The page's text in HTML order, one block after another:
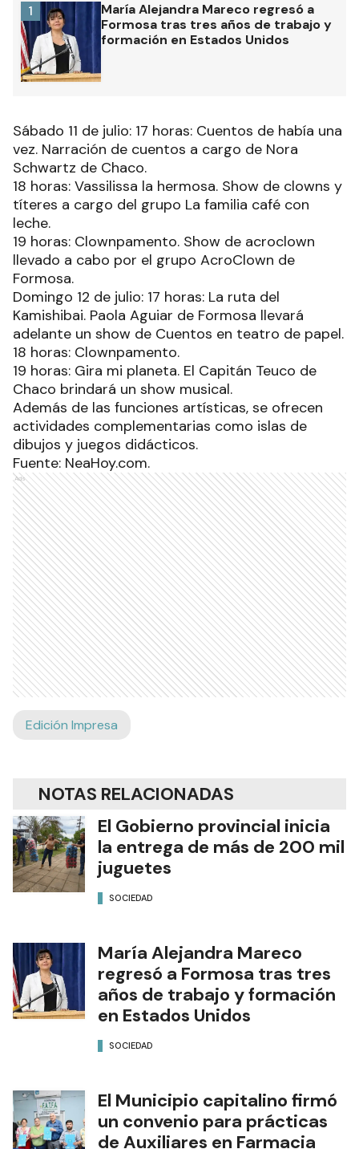
María Alejandra Mareco regresó a
Formosa tras tres años de trabajo y
formación en Estados Unidos
1
Sábado 11 de julio: 17 horas: Cuentos de había una
vez. Narración de cuentos a cargo de Nora
Schwartz de Chaco.
18 horas: Vassilissa la hermosa. Show de clowns y
títeres a cargo del grupo La familia café con
leche.
19 horas: Clownpamento. Show de acroclown
llevado a cabo por el grupo AcroClown de
Formosa.
Domingo 12 de julio: 17 horas: La ruta del
Kamishibai. Paola Aguiar de Formosa llevará
adelante un show de Cuentos en teatro de papel.
18 horas: Clownpamento.
19 horas: Gira mi planeta. El Capitán Teuco de
Chaco brindará un show musical.
Además de las funciones artísticas, se ofrecen
actividades complementarias como islas de
dibujos y juegos didácticos.
Fuente: NeaHoy.com.
Ads
Edición Impresa
NOTAS RELACIONADAS
El Gobierno provincial inicia
la entrega de más de 200 mil
juguetes
SOCIEDAD
María Alejandra Mareco
regresó a Formosa tras tres
años de trabajo y formación
en Estados Unidos
SOCIEDAD
El Municipio capitalino firmó
un convenio para prácticas
de Auxiliares en Farmacia